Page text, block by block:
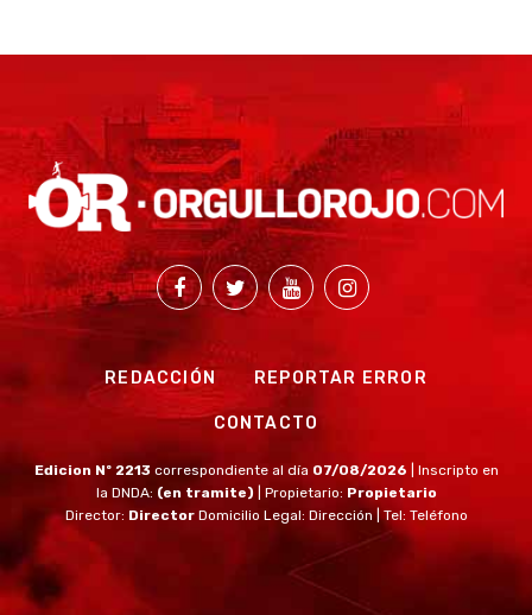
REDACCIÓN REPORTAR ERROR
CONTACTO
Edicion Nº 2213 correspondiente al día 07/08/2026
| Inscripto en
la DNDA: (en tramite) | Propietario: Propietario
Director: Director Domicilio Legal: Dirección | Tel: Teléfono